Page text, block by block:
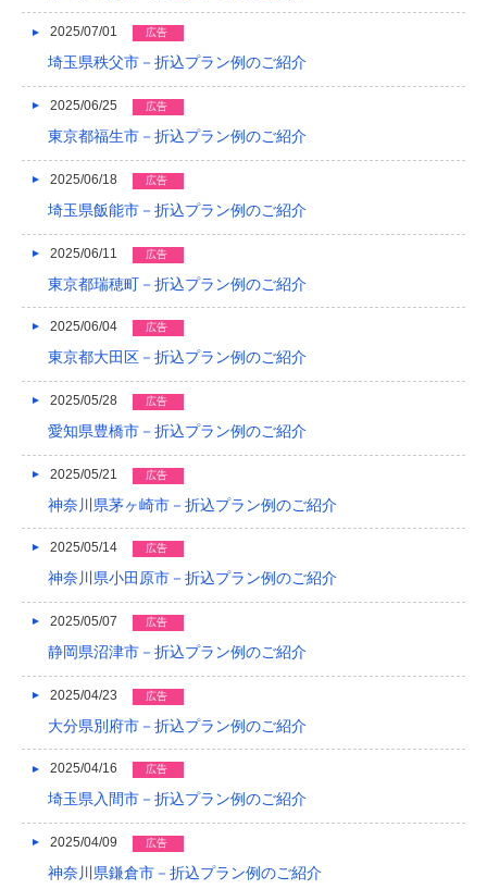
2016/08
2016/07
2016/06
2016/03
2016/02
2016/01
2015/12
2015/11
2015/08
2015/07
2015/05
2015/01
2014/12
2014/11
2025/07/01 広告
埼玉県秩父市－折込プラン例のご紹介
2025/06/25 広告
東京都福生市－折込プラン例のご紹介
2025/06/18 広告
埼玉県飯能市－折込プラン例のご紹介
2025/06/11 広告
東京都瑞穂町－折込プラン例のご紹介
2025/06/04 広告
東京都大田区－折込プラン例のご紹介
2025/05/28 広告
愛知県豊橋市－折込プラン例のご紹介
2025/05/21 広告
神奈川県茅ヶ崎市－折込プラン例のご紹介
2025/05/14 広告
神奈川県小田原市－折込プラン例のご紹介
2025/05/07 広告
静岡県沼津市－折込プラン例のご紹介
2025/04/23 広告
大分県別府市－折込プラン例のご紹介
2025/04/16 広告
埼玉県入間市－折込プラン例のご紹介
2025/04/09 広告
神奈川県鎌倉市－折込プラン例のご紹介